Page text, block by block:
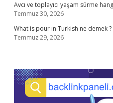
Avcı ve toplayıcı yaşam sürme
Temmuz 30, 2026
What is pour in Turkish ne demek ?
Temmuz 29, 2026